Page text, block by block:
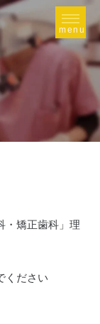
矯正歯科」理
ください